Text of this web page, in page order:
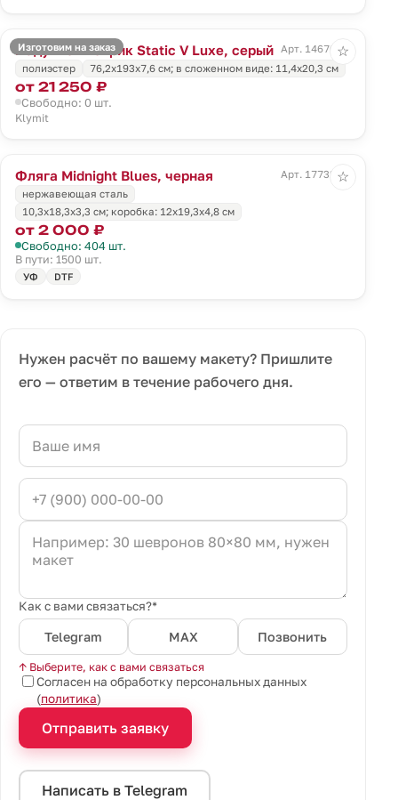
Изготовим на заказ
Надувной коврик Static V Luxe, серый
Арт. 14670.11
полиэстер
76,2x193x7,6 см; в сложенном виде: 11,4x20,3 см
от 21 250 ₽
Свободно: 0 шт.
Klymit
☆
Фляга Midnight Blues, черная
Арт. 17732.30
нержавеющая сталь
10,3х18,3х3,3 см; коробка: 12х19,3х4,8 см
от 2 000 ₽
Свободно: 404 шт.
В пути: 1500 шт.
УФ DTF
☆
Нужен расчёт по вашему макету? Пришлите
его — ответим в течение рабочего дня.
Как с вами связаться?*
Telegram MAX Позвонить
↑ Выберите, как с вами связаться
Согласен на обработку персональных данных
(политика)
Отправить заявку
Написать в Telegram